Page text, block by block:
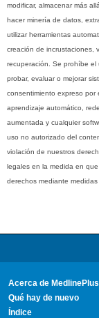
modificar, almacenar más
hacer minería de datos,
utilizar herramientas
creación de incrustaciones,
recuperación. Se prohíbe el
probar, evaluar o mejorar
consentimiento expreso por
aprendizaje automático,
aumentada y cualquier
uso no autorizado del
violación de nuestros
legales en la medida en
derechos mediante
Acerca de MedlinePlus
Qué hay de nuevo
Índice